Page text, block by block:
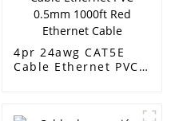
4pr 24awg CAT5E
Cable Ethernet PVC